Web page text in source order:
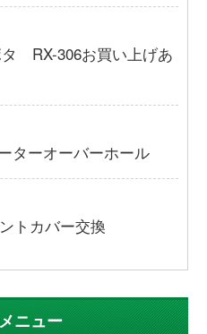
RX-306お買い上げあ
ターオーバーホール
トカバー交換
ニュー